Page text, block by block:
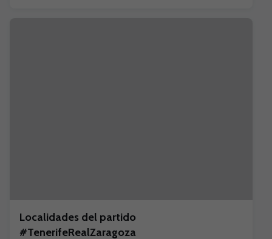
Localidades del partido
#TenerifeRealZaragoza